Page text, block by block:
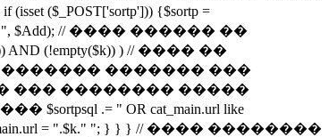
{$sortp =
", "", $Add); // ���� ������ ��
AND (!empty($k)) ) // ���� ��
������� ������� ���
� ��� �������� �����
.= " OR cat_main.url like
= ".$k." "; } } } // ���� ��������